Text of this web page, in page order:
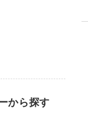
から探す